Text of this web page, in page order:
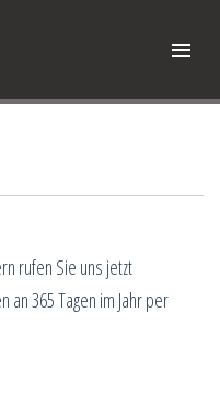
rufen Sie uns jetzt
365 Tagen im Jahr per